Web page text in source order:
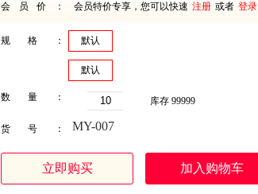
会员价： 会员特价专享，您可以快速 注册 或者 登录
规格： 默认
默认
数量： 库存 99999
货号： MY-007
立即购买 加入购物车